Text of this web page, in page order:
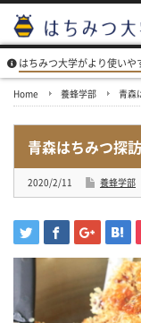
はちみつ大学がより使いや
Home 養蜂学部 青森
青森はちみつ探
2020/2/11 養蜂学部